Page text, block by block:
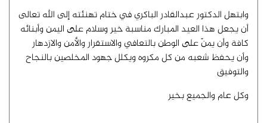
وابتهل الدكتور عبدالقادر الباكري في ختام تهنئته إلى الله تعالى
أن يجعل هذا العيد المبارك مناسبة خير وسلام على اليمن وأبنائه
كافة وأن يمنّ على الوطن بالتعافي والاستقرار والأمن والازدهار
وأن يحفظ شعبه من كل مكروه ويكلل جهود المخلصين بالنجاح
والتوفيق
وكل عام والجميع بخير